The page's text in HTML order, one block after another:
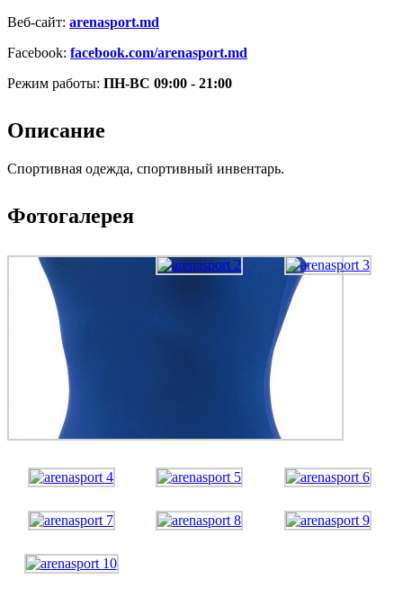
Веб-сайт: arenasport.md
Facebook: facebook.com/arenasport.md
Режим работы: ПН-ВС 09:00 - 21:00
Описание
Спортивная одежда, спортивный инвентарь.
Фотогалерея